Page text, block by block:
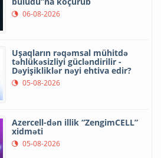
06-08-2026
Uşaqların rəqəmsal mühitdə
təhlükəsizliyi gücləndirilir -
Dəyişikliklər nəyi ehtiva edir?
05-08-2026
Azercell-dən illik “ZengimCELL”
xidməti
05-08-2026